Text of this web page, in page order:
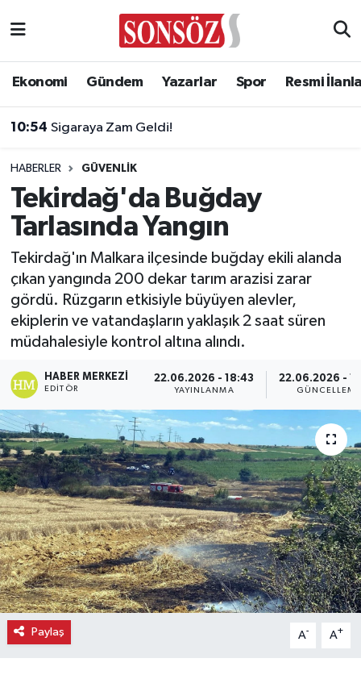
Ekonomi Gündem Yazarlar Spor Resmi
10:54 Sigaraya Zam Geldi!
HABERLER GÜVENLIK
Tekirdağ'da Buğday
Tarlasında Yangın
Tekirdağ'ın Malkara ilçesinde buğday ekili alanda
çıkan yangında 200 dekar tarım arazisi zarar
gördü. Rüzgarın etkisiyle büyüyen alevler,
ekiplerin ve vatandaşların yaklaşık 2 saat süren
müdahalesiyle kontrol altına alındı.
HABER MERKEZI
EDITÖR
22.06.2026 - 18:43
YAYINLANMA
22.06.2026 -
GÜNCELLEME
Paylaş A- A+
Asayiş
Biyografi
Çevre
Diğer
Dünya
Eğitim
Ekonomi
Eleman
Emlak
Gündem
Gurme
Haber
İlçe Haberleri
Ankara Nöbetçi Eczaneler
Ankara Trafik Yoğunluk Haritası
Süper Lig Puan Durumu ve Fikstür
Tüm Manşetler
Son Dakika Haberleri
Haber Arşivi